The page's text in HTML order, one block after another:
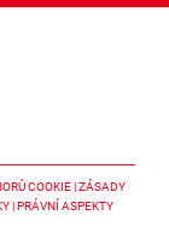
COOKIE ZÁSADY
PRÁVNÍ ASPEKTY